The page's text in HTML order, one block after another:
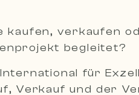
kaufen, verkaufen
begleitet?
für
Verkauf und der